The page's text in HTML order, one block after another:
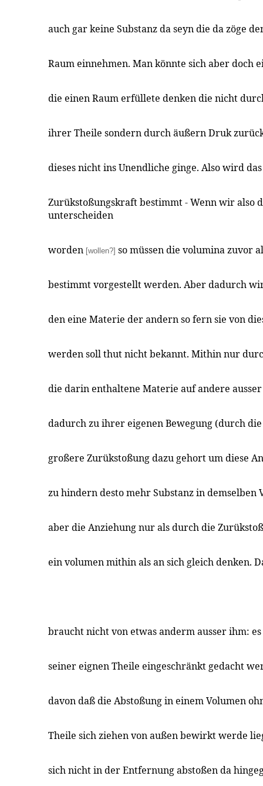
auch gar keine Substanz da seyn die da zöge
Raum einnehmen. Man könnte sich aber doch
die einen Raum erfüllete denken die nicht
ihrer Theile sondern durch äußern Druk
dieses nicht ins Unendliche ginge. Also wird
Zurükstoßungskraft bestimmt - Wenn wir also
unterscheiden
worden [wollen?] so müssen die volumina zuvor
bestimmt vorgestellt werden. Aber dadurch
den eine Materie der andern so fern sie von
werden soll thut nicht bekannt. Mithin nur
die darin enthaltene Materie auf andere
dadurch zu ihrer eigenen Bewegung (durch
großere Zurükstoßung dazu gehort um diese
zu hindern desto mehr Substanz in demselben
aber die Anziehung nur als durch die
ein volumen mithin als an sich gleich denken.
braucht nicht von etwas anderm ausser ihm:
seiner eignen Theile eingeschränkt gedacht
davon daß die Abstoßung in einem Volumen
Theile sich ziehen von außen bewirkt werde
sich nicht in der Entfernung abstoßen da